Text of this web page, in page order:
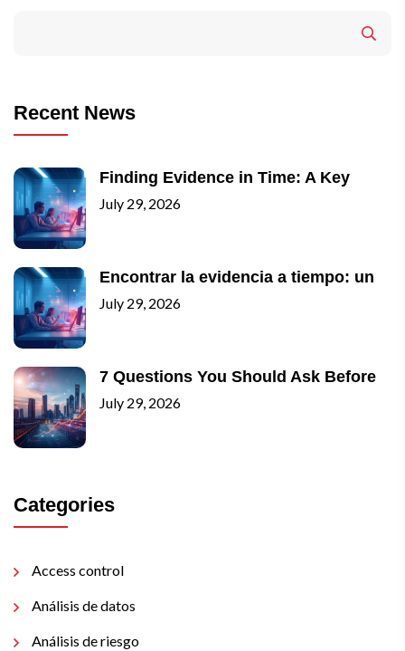
Recent News
Finding Evidence in Time: A Key
July 29, 2026
Encontrar la evidencia a tiempo: un
July 29, 2026
7 Questions You Should Ask Before
July 29, 2026
Categories
Access control
Análisis de datos
Análisis de riesgo